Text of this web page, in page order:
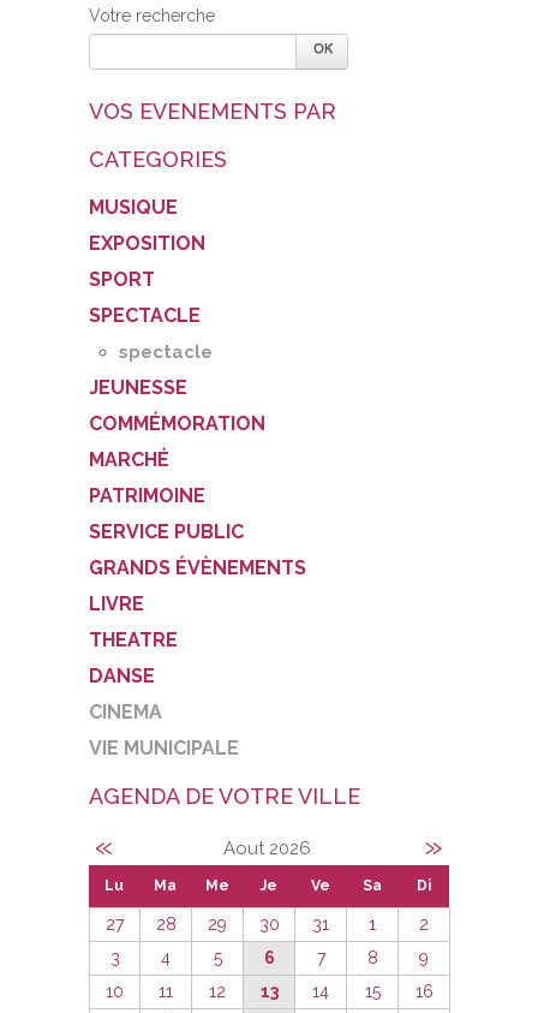
Votre recherche
VOS EVENEMENTS PAR
CATEGORIES
MUSIQUE
EXPOSITION
SPORT
SPECTACLE
spectacle
JEUNESSE
COMMÉMORATION
MARCHÉ
PATRIMOINE
SERVICE PUBLIC
GRANDS ÉVÈNEMENTS
LIVRE
THEATRE
DANSE
CINEMA
VIE MUNICIPALE
AGENDA DE VOTRE VILLE
« Aout 2026 »
Lu Ma Me Je Ve Sa Di
27 28 29 30 31 1
2
3
4 5 6 7 8
9
10
11 12 13 14 15
16